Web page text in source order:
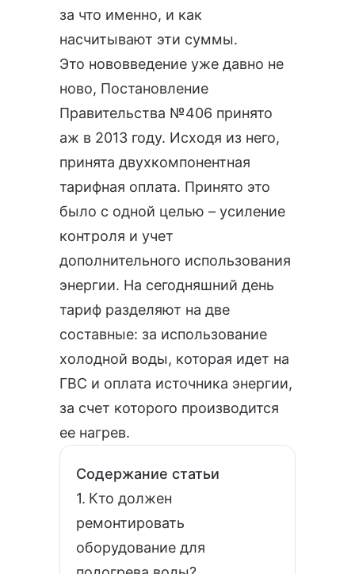
за что именно, и как
насчитывают эти суммы.
Это нововведение уже давно не
ново, Постановление
Правительства №406 принято
аж в 2013 году. Исходя из него,
принята двухкомпонентная
тарифная оплата. Принято это
было с одной целью – усиление
контроля и учет
дополнительного использования
энергии. На сегодняшний день
тариф разделяют на две
составные: за использование
холодной воды, которая идет на
ГВС и оплата источника энергии,
за счет которого производится
ее нагрев.
Содержание статьи
Кто должен
ремонтировать
оборудование для